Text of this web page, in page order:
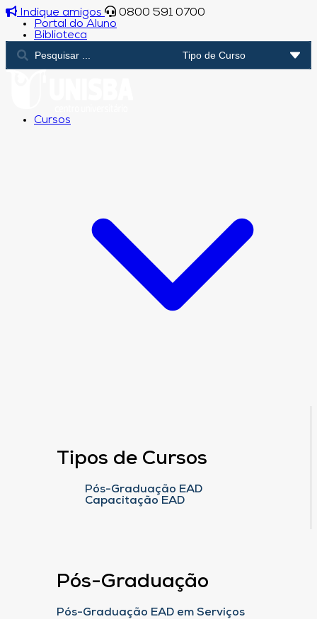
Indique amigos
0800 591 0700
Portal do Aluno
Biblioteca
Cursos
Tipos de Cursos
Pós-Graduação EAD
Capacitação EAD
Pós-Graduação
Pós-Graduação EAD em Serviços